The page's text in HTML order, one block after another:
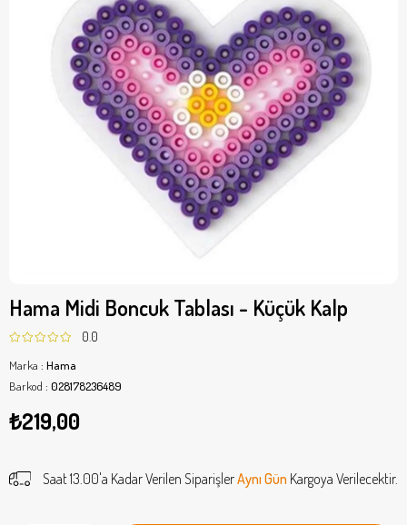
Hama Midi Boncuk Tablası - Küçük Kalp
0.0
Marka : Hama
Barkod : 028178236489
₺219,00
Saat 13.00'a Kadar Verilen SiparişlerAynı Gün Kargoya Verilecektir.